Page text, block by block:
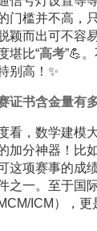
门槛并不高，
颖而出可不容
堪比“高考”💪
别高！✨
证书含金量有
看，数学建模
加分神器！比
这项赛事的成
之一。至于国
ICM），更